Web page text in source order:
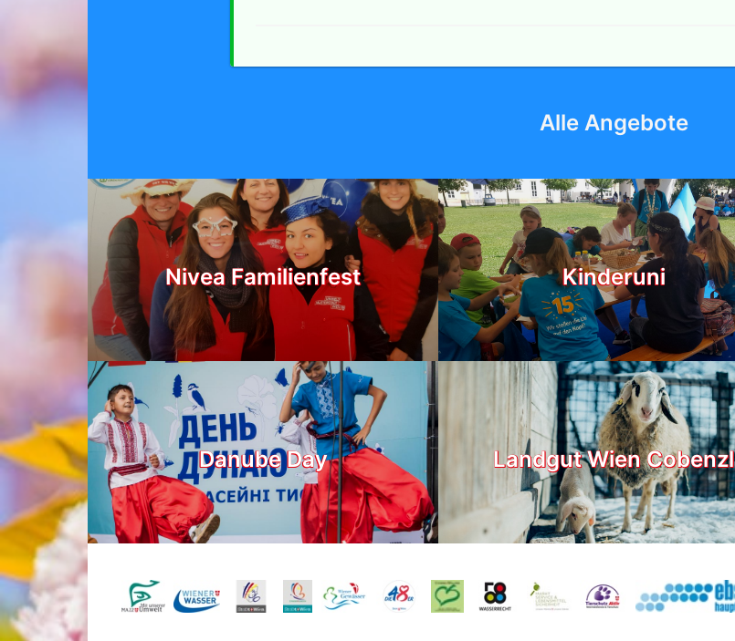
Alle Angebote
Nivea Familienfest Kinderuni
Danube Day Landgut Wien Cobenzl